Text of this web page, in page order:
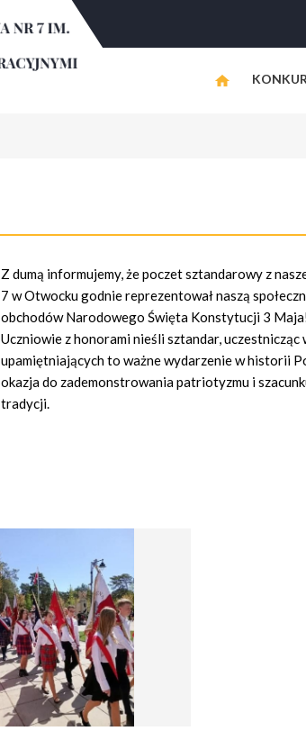
Z dumą informujemy, że poczet sztandarowy z
7 w Otwocku godnie reprezentował naszą
obchodów Narodowego Święta Konstytucji 3
Uczniowie z honorami nieśli sztandar,
upamiętniających to ważne wydarzenie w historii
okazja do zademonstrowania patriotyzmu i
tradycji.